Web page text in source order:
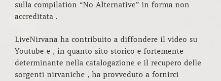
sulla compilation “No Alternative” in forma non
accreditata .
LiveNirvana ha contribuito a diffondere il video su
Youtube e , in quanto sito storico e fortemente
determinante nella catalogazione e il recupero delle
sorgenti nirvaniche , ha provveduto a fornirci